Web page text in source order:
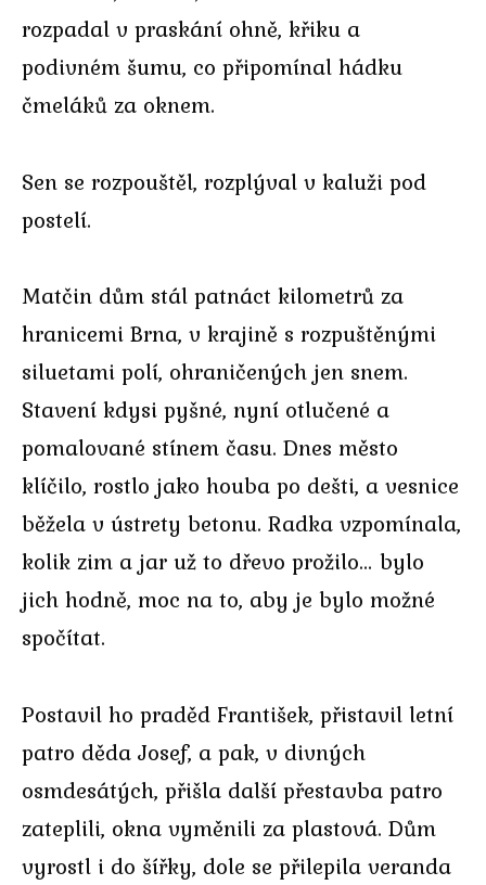
rozpadal v praskání ohně, křiku a
podivném šumu, co připomínal hádku
čmeláků za oknem.
Sen se rozpouštěl, rozplýval v kaluži pod
postelí.
Matčin dům stál patnáct kilometrů za
hranicemi Brna, v krajině s rozpuštěnými
siluetami polí, ohraničených jen snem.
Stavení kdysi pyšné, nyní otlučené a
pomalované stínem času. Dnes město
klíčilo, rostlo jako houba po dešti, a vesnice
běžela v ústrety betonu. Radka vzpomínala,
kolik zim a jar už to dřevo prožilo… bylo
jich hodně, moc na to, aby je bylo možné
spočítat.
Postavil ho praděd František, přistavil letní
patro děda Josef, a pak, v divných
osmdesátých, přišla další přestavba patro
zateplili, okna vyměnili za plastová. Dům
vyrostl i do šířky, dole se přilepila veranda